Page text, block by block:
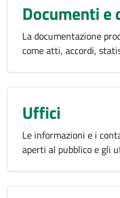
Documenti e
La documentazione
come atti, accordi,
Uffici
Le informazioni e i
aperti al pubblico e gli